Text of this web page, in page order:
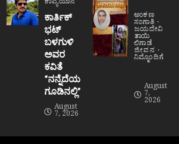
ಕಾವ್ಯಯಾನ
ಕಾರ್ತಿಕ್
ಭಟ್
ಬಳಗುಳಿ
ಅವರ
ಕವಿತೆ
“ನನ್ನೆದೆಯ
ಗೂಡಿನಲ್ಲಿ”
August
7, 2026
ಅಂಕಣ
ಸಂಗಾತಿ
ಜಯದೇವಿ
ತಾಯಿ
ಲಿಗಾಡೆ
ಜೀವನ
ನಿಮ್ಮೊಂದಿಗೆ
August
7,
2026